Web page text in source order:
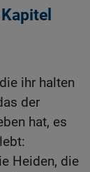
ihr halten
der
hat, es
Heiden, die